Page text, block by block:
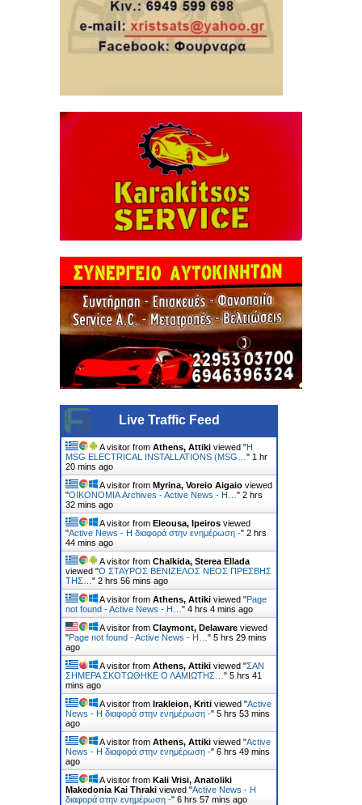
Live Traffic Feed
A visitor from Athens, Attiki viewed "Η
MSG ELECTRICAL INSTALLATIONS (MSG… " 1 hr
20 mins ago
A visitor from Myrina, Voreio Aigaio viewed
"ΟΙΚΟΝΟΜΙΑ Archives - Active News - Η… " 2 hrs
32 mins ago
A visitor from Eleousa, Ipeiros viewed
"Active News - Η διαφορά στην ενημέρωση -" 2 hrs
44 mins ago
A visitor from Chalkida, Sterea Ellada
viewed "Ο ΣΤΑΥΡΟΣ ΒΕΝΙΖΕΛΟΣ ΝΕΟΣ ΠΡΕΣΒΗΣ
ΤΗΣ… " 2 hrs 56 mins ago
A visitor from Athens, Attiki viewed "Page
not found - Active News - Η… " 4 hrs 4 mins ago
A visitor from Claymont, Delaware viewed
"Page not found - Active News - Η… " 5 hrs 29 mins
ago
A visitor from Athens, Attiki viewed "ΣΑΝ
ΣΗΜΕΡΑ ΣΚΟΤΩΘΗΚΕ Ο ΛΑΜΙΩΤΗΣ… " 5 hrs 41
mins ago
A visitor from Irakleion, Kriti viewed "Active
News - Η διαφορά στην ενημέρωση -" 5 hrs 53 mins
ago
A visitor from Athens, Attiki viewed "Active
News - Η διαφορά στην ενημέρωση -" 6 hrs 49 mins
ago
A visitor from Kali Vrisi, Anatoliki
Makedonia Kai Thraki viewed "Active News - Η
διαφορά στην ενημέρωση -" 6 hrs 57 mins ago